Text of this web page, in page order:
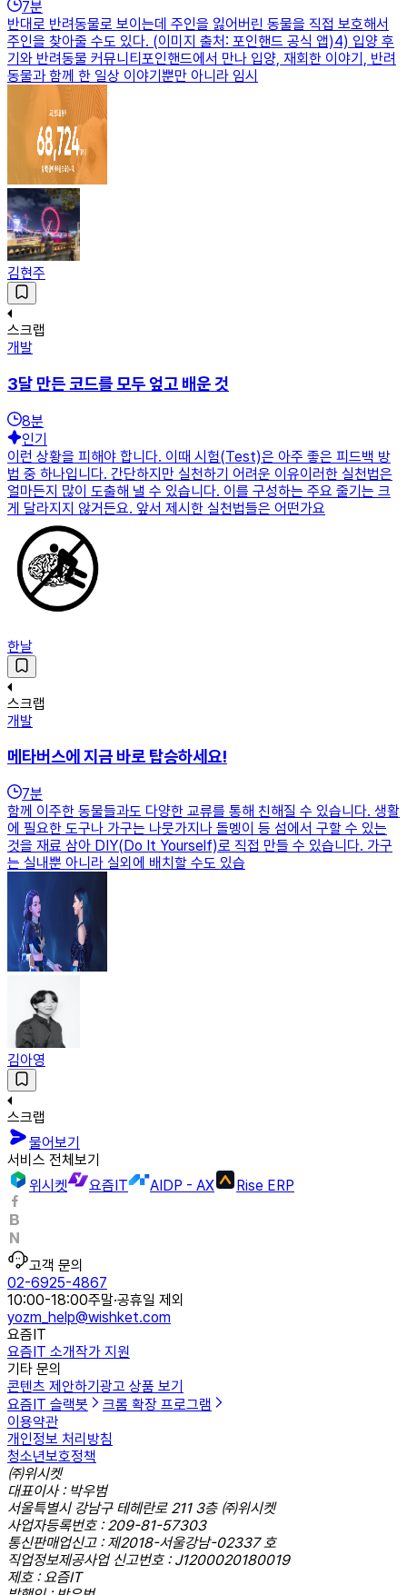
7분
반대로 반려동물로 보이는데 주인을 잃어버린 동물을 직접 보호해서
주인을 찾아줄 수도 있다. (이미지 출처: 포인핸드 공식 앱)4) 입양 후
기와 반려동물 커뮤니티포인핸드에서 만나 입양, 재회한 이야기, 반려
동물과 함께 한 일상 이야기뿐만 아니라 임시
김현주
스크랩
개발
3달 만든 코드를 모두 엎고 배운 것
8분
인기
이런 상황을 피해야 합니다. 이때 시험(Test)은 아주 좋은 피드백 방
법 중 하나입니다. 간단하지만 실천하기 어려운 이유이러한 실천법은
얼마든지 많이 도출해 낼 수 있습니다. 이를 구성하는 주요 줄기는 크
게 달라지지 않거든요. 앞서 제시한 실천법들은 어떤가요
한날
스크랩
개발
메타버스에 지금 바로 탑승하세요!
7분
함께 이주한 동물들과도 다양한 교류를 통해 친해질 수 있습니다. 생활
에 필요한 도구나 가구는 나뭇가지나 돌멩이 등 섬에서 구할 수 있는
것을 재료 삼아 DIY(Do It Yourself)로 직접 만들 수 있습니다. 가구
는 실내뿐 아니라 실외에 배치할 수도 있습
김아영
스크랩
물어보기
서비스 전체보기
위시켓
요즘IT AIDP - AX Rise ERP
고객 문의
02-6925-4867
10:00-18:00주말·공휴일 제외
yozm_help@wishket.com
요즘IT
요즘IT 소개작가 지원
기타 문의
콘텐츠 제안하기 광고 상품 보기
요즘IT 슬랙봇
크롬 확장 프로그램
이용약관
개인정보 처리방침
청소년보호정책
㈜위시켓
대표이사 : 박우범
서울특별시 강남구 테헤란로 211 3층 ㈜위시켓
사업자등록번호 : 209-81-57303
통신판매업신고 : 제2018-서울강남-02337 호
직업정보제공사업 신고번호 : J1200020180019
제호 : 요즘IT